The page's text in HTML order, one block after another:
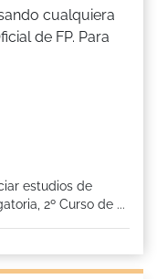
cualquiera
de FP. Para
estudios de
2º Curso de ...